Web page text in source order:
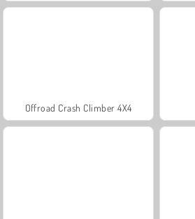
Offroad Crash Climber 4X4